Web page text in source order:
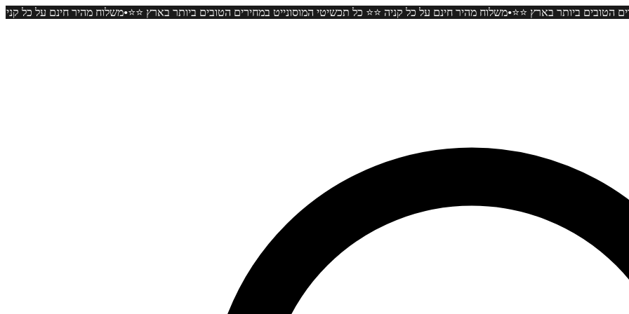
משלוח מהיר•משלוח מהיר חינם על כל קניה ⭐️⭐️ כל תכשיטי המוסונייט במחירים הטובים ביותר בארץ ⭐️⭐️•במחירים הטובים ביותר בארץ ⭐️⭐️